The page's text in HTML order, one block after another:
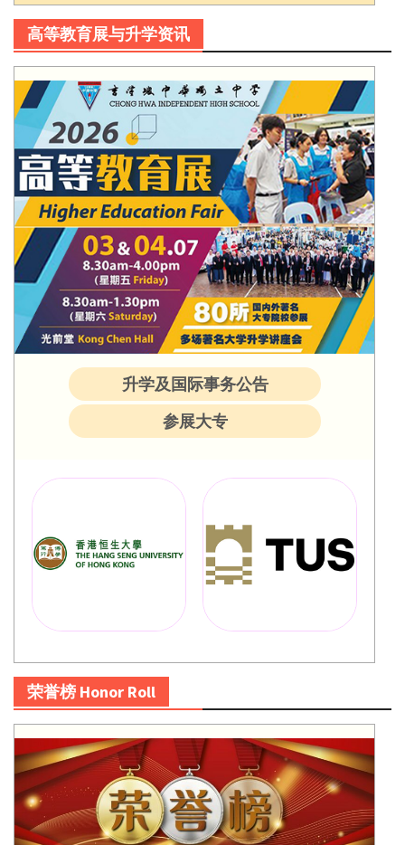
高等教育展与升学资讯
升学及国际事务公告
参展大专
荣誉榜 Honor Roll